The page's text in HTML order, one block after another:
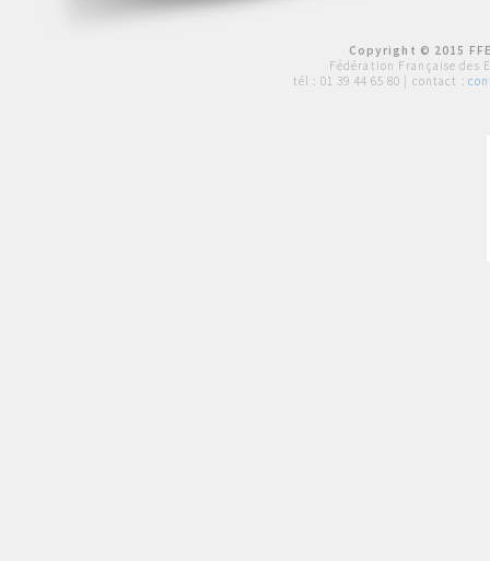
Copyright © 2015
Fédération Française des
tél : 01 39 44 65 80 | contact :